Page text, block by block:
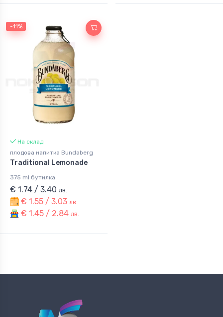
-11%
На склад
плодова напитка Bundaberg
Traditional Lemonade
375 ml бутилка
€ 1.74 / 3.40 лв.
€ 1.55 / 3.03 лв.
€ 1.45 / 2.84 лв.